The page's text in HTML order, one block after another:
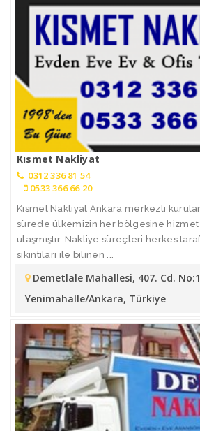
Kısmet Nakliyat
0312 336 81 54
0533 366 66 20
Kısmet Nakliyat Ankara merkezli
sürede ülkemizin her bölgesine
ulaşmıştır. Nakliye süreçleri herkes
sıkıntıları ile bilinen ...
Demetlale Mahallesi, 407. Cd.
Yenimahalle/Ankara, Türkiye